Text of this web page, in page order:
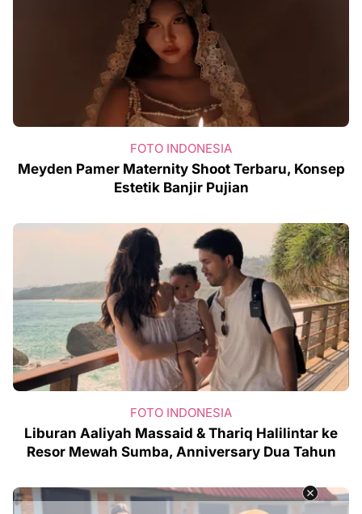
FOTO INDONESIA
Meyden Pamer Maternity Shoot Terbaru, Konsep
Estetik Banjir Pujian
FOTO INDONESIA
Liburan Aaliyah Massaid & Thariq Halilintar ke
Resor Mewah Sumba, Anniversary Dua Tahun